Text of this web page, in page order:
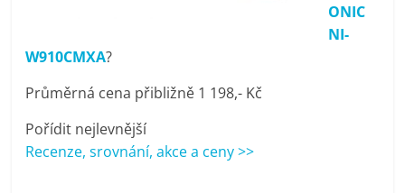
porovnání
OK,
pračky,
televize,
ONIC
NI-
W910CMXA?
Průměrná cena přibližně 1 198,- Kč
Pořídit nejlevnější
Recenze, srovnání, akce a ceny >>